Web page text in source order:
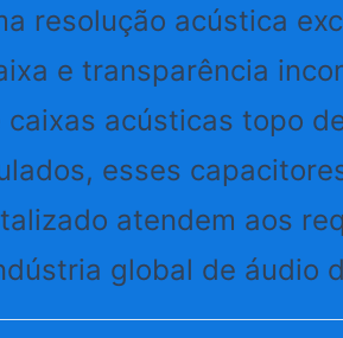
resolução acústica
e transparência
caixas acústicas topo
esses
atendem aos
global de áudio